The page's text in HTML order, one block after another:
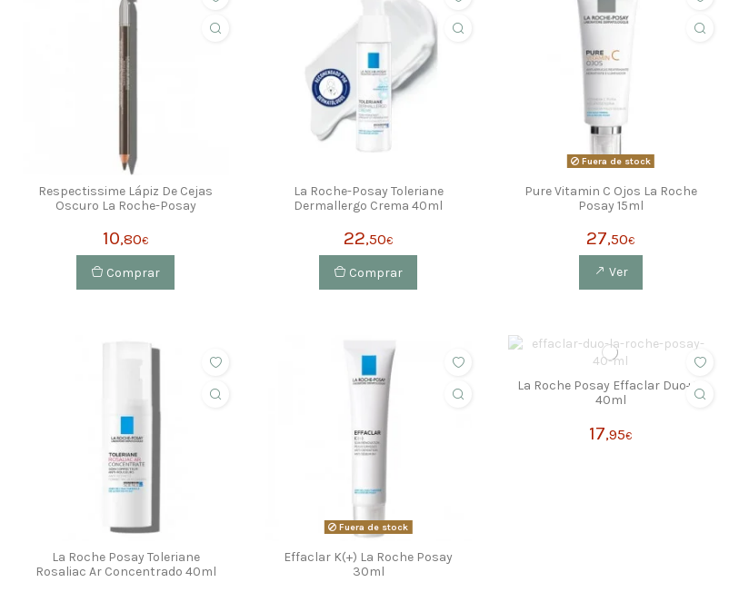
Respectissime Lápiz De Cejas
Oscuro La Roche-Posay
10,80€
Comprar
La Roche-Posay Toleriane
Dermallergo Crema 40ml
22,50€
Comprar
Fuera de stock
Pure Vitamin C Ojos La Roche
Posay 15ml
27,50€
Ver
La Roche Posay Toleriane
Rosaliac Ar Concentrado 40ml
Fuera de stock
Effaclar K(+) La Roche Posay
30ml
La Roche Posay Effaclar Duo+M
40ml
17,95€